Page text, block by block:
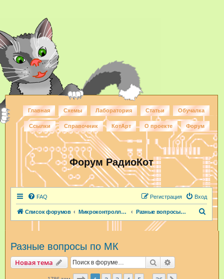
Главная Схемы Лаборатория Статьи Обучалка
Ссылки Справочник КотАрт О проекте Форум
Форум РадиоКот
FAQ Вход
Регистрация
Список форумов Микроконтроллеры и ПЛИС Разные вопросы по МК
Разные вопросы по МК
Новая тема Поиск